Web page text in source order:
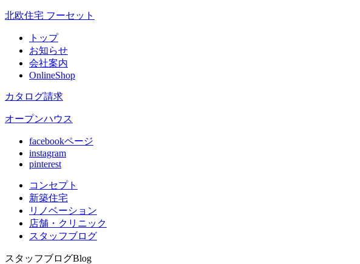
北欧住宅 フーセット
トップ
お知らせ
会社案内
OnlineShop
カタログ請求
オープンハウス
facebookページ
instagram
pinterest
コンセプト
新築住宅
リノベーション
店舗 ・クリニック
スタッフブログ
スタッフブログBlog